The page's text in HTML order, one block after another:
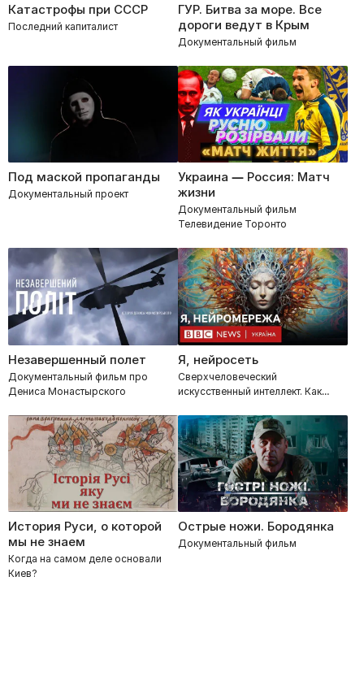
Катастрофы при СССР
Последний капиталист
ГУР. Битва за море. Все
дороги ведут в Крым
Документальный фильм
Под маской пропаганды
Документальный проект
Украина — Россия: Матч
жизни
Документальный фильм
Телевидение Торонто
Незавершенный полет
Документальный фильм про
Дениса Монастырского
Я, нейросеть
Сверхчеловеческий
искусственный интеллект. Как
История Руси, о которой
мы не знаем
Когда на самом деле основали
Киев?
Острые ножи. Бородянка
Документальный фильм